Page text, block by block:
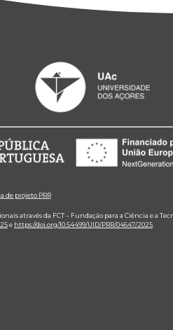
de projeto PRR
através da FCT – Fundação para a Ciência e a
e https://doi.org/10.54499/UID/PRR/04647/2025